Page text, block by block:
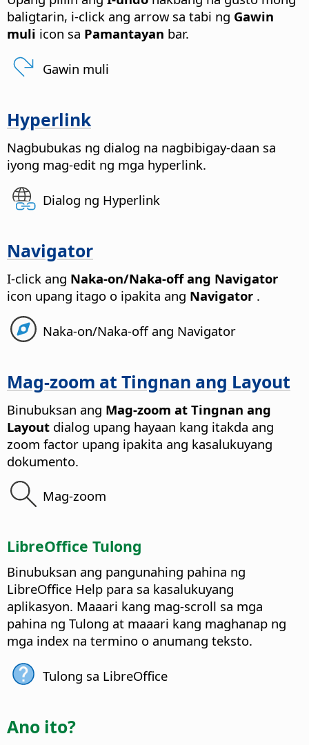
baligtarin, i-click ang arrow sa tabi ng Gawin
muli icon sa Pamantayan bar.
Gawin muli
Hyperlink
Nagbubukas ng dialog na nagbibigay-daan sa
iyong mag-edit ng mga hyperlink.
Dialog ng Hyperlink
Navigator
I-click ang Naka-on/Naka-off ang Navigator
icon upang itago o ipakita ang Navigator .
Naka-on/Naka-off ang Navigator
Mag-zoom at Tingnan ang Layout
Binubuksan ang Mag-zoom at Tingnan ang
Layout dialog upang hayaan kang itakda ang
zoom factor upang ipakita ang kasalukuyang
dokumento.
Mag-zoom
LibreOffice Tulong
Binubuksan ang pangunahing pahina ng
LibreOffice Help para sa kasalukuyang
aplikasyon. Maaari kang mag-scroll sa mga
pahina ng Tulong at maaari kang maghanap ng
mga index na termino o anumang teksto.
Tulong sa LibreOffice
Ano ito?